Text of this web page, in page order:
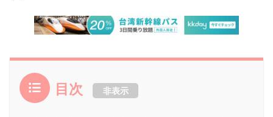
目次 非表示